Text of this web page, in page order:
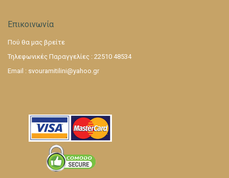
Επικοινωνία
Πού θα μας βρείτε
Τηλεφωνικές Παραγγελίες : 22510 48534
Email : svouramitilini@yahoo.gr